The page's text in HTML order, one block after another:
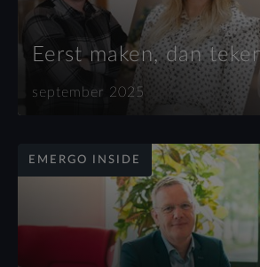
Eerst maken, dan
september 2025
EMERGO INSIDE